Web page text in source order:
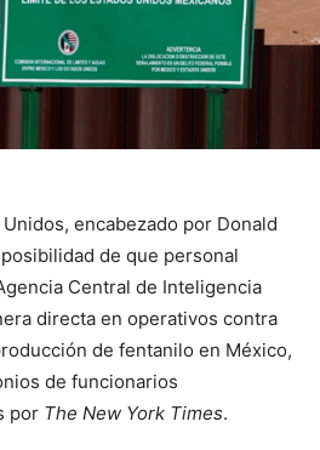
encabezado por Donald
de que personal
Central de Inteligencia
directa en operativos contra
de fentanilo en México,
de funcionarios
por The New York Times.